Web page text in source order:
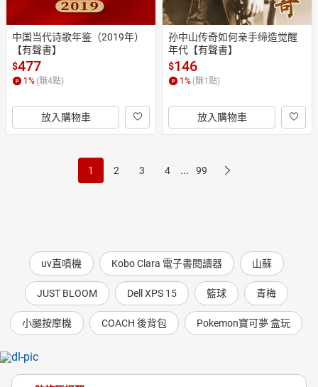
中国当代诗歌年鉴（2019年）
【有聲書】
$477
1 % (賺4點)
放入購物車
孙中山传奇如何亲手缔造觉醒
年代【有聲書】
$146
1 % (賺1 點)
放入購物車
1 2 3 4 ... 99
uv直噴機 Kobo Clara 電子書閱讀器 山蘇
JUST BLOOM Dell XPS 15 籃球 青梅
小腿按摩機 COACH 後背包 Pokemon寶可夢 盒玩